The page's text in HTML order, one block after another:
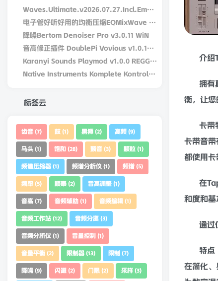
介绍
拥有
衡，让您
卡带
卡带音
都使用
在
和度和基
通过
特点
在简化
Waves.Ultimate.v2026.07.27.Incl.Emulator-R2R
电子管好听好用的均衡压缩EQMixWave DW Fearn VT-15 v1.0.0-win-R2R
降噪Bertom Denoiser Pro v3.0.11 WiN
音高修正插件 DoublePi Vovious v1.0.14 – V.R Win/MAC
Karanyi Sounds Playmod v1.0.0 REGGED WiN/MacOS
Native Instruments Komplete Kontrol v3.5.4-bobdule WiN
标签云
齿音 (7) 鼓 (1) 黑狮 (2) 高频 (9)
马头 (1) 饱和 (28) 颤音 (3) 颗粒 (1)
频谱压缩器 (1) 频谱分析仪 (1) 频谱 (5)
频率 (5) 顺泰 (2) 音高调整 (1)
音高 (7) 音频辅助 (1) 音频编辑 (1)
音频工作站 (12) 音频分离 (3)
音频分析仪 (1) 音量控制 (1)
音量平衡 (2) 限制器 (13) 限制 (7)
降噪 (9) 闪避 (2) 门限 (2) 采样 (3)